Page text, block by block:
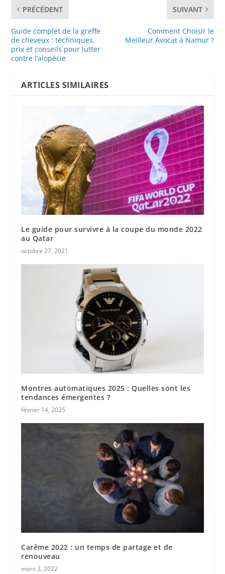
PRÉCÉDENT
Guide complet de la greffe
de cheveux : techniques,
prix et conseils pour lutter
contre l’alopécie
SUIVANT
Comment Choisir le
Meilleur Avocat à Namur ?
ARTICLES SIMILAIRES
Le guide pour survivre à la coupe du monde 2022
au Qatar
octobre 27, 2021
Montres automatiques 2025 : Quelles sont les
tendances émergentes ?
février 14, 2025
Carême 2022 : un temps de partage et de
renouveau
mars 3, 2022